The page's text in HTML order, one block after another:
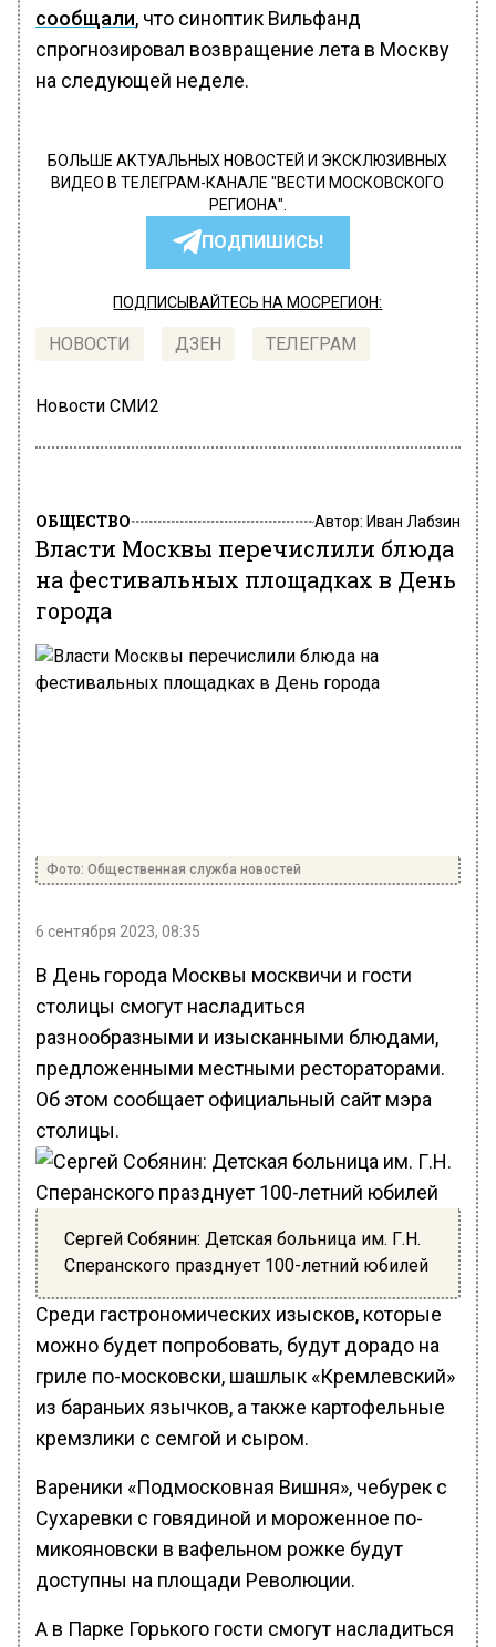
сообщали, что синоптик Вильфанд
спрогнозировал возвращение лета в Москву
на следующей неделе.
БОЛЬШЕ АКТУАЛЬНЫХ НОВОСТЕЙ И ЭКСКЛЮЗИВНЫХ
ВИДЕО В ТЕЛЕГРАМ-КАНАЛЕ "ВЕСТИ МОСКОВСКОГО
РЕГИОНА".
ПОДПИШИСЬ!
ПОДПИСЫВАЙТЕСЬ НА МОСРЕГИОН:
НОВОСТИ ДЗЕН ТЕЛЕГРАМ
Новости СМИ2
ОБЩЕСТВО Автор: Иван Лабзин
Власти Москвы перечислили блюда
на фестивальных площадках в День
города
Фото: Общественная служба новостей
6 сентября 2023, 08:35
В День города Москвы москвичи и гости
столицы смогут насладиться
разнообразными и изысканными блюдами,
предложенными местными рестораторами.
Об этом сообщает официальный сайт мэра
столицы.
Сергей Собянин: Детская больница им. Г.Н.
Сперанского празднует 100-летний юбилей
Среди гастрономических изысков, которые
можно будет попробовать, будут дорадо на
гриле по-московски, шашлык «Кремлевский»
из бараньих язычков, а также картофельные
кремзлики с семгой и сыром.
Вареники «Подмосковная Вишня», чебурек с
Сухаревки с говядиной и мороженное по-
микояновски в вафельном рожке будут
доступны на площади Революции.
А в Парке Горького гости смогут насладиться